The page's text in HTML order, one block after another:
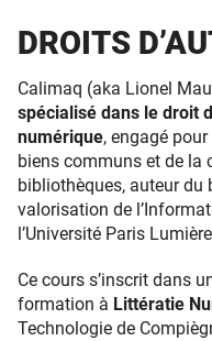
DROITS
Calimaq (aka Lionel
spécialisé dans le droit
numérique, engagé
biens communs et de la
bibliothèques, auteur du
valorisation de
l’Université Paris
Ce cours s’inscrit dans
formation à Littératie
Technologie de